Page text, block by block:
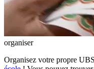
organiser
Organisez votre propre